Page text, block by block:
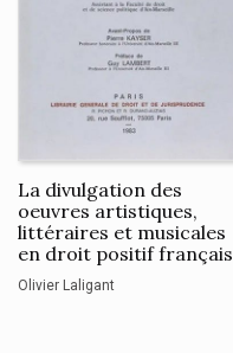
La divulgation des
oeuvres artistiques,
littéraires et musicales
en droit positif français
Olivier Laligant